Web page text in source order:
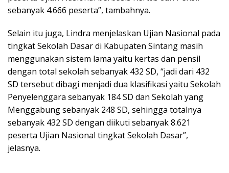
sebanyak 4.666 peserta”, tambahnya.
Selain itu juga, Lindra menjelaskan Ujian Nasional pada
tingkat Sekolah Dasar di Kabupaten Sintang masih
menggunakan sistem lama yaitu kertas dan pensil
dengan total sekolah sebanyak 432 SD, “jadi dari 432
SD tersebut dibagi menjadi dua klasifikasi yaitu Sekolah
Penyelenggara sebanyak 184 SD dan Sekolah yang
Menggabung sebanyak 248 SD, sehingga totalnya
sebanyak 432 SD dengan diikuti sebanyak 8.621
peserta Ujian Nasional tingkat Sekolah Dasar”,
jelasnya.